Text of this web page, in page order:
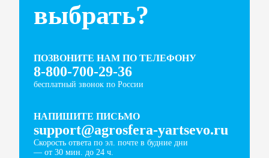
выбрать?
ПОЗВОНИТЕ НАМ ПО ТЕЛЕФОНУ
8-800-700-29-36
бесплатный звонок по России
НАПИШИТЕ ПИСЬМО
support@agrosfera-yartsevo.ru
Скорость ответа по эл. почте в будние дни
— от 30 мин. до 24 ч.